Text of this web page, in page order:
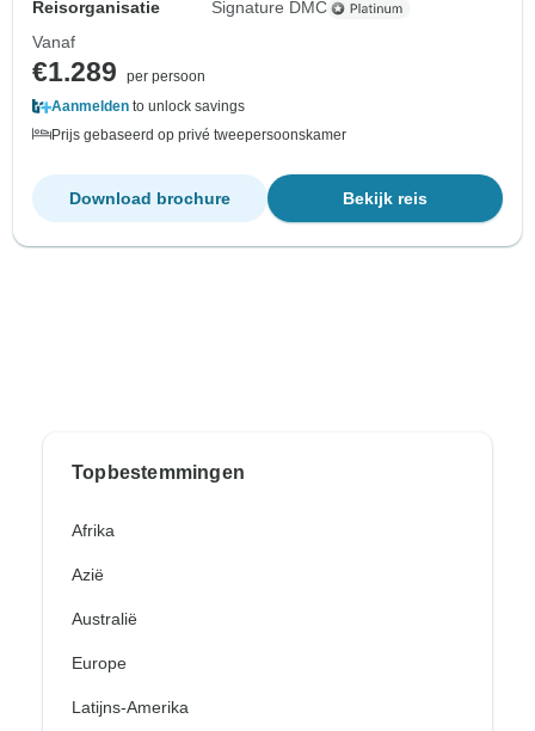
Reisorganisatie
Signature DMC
Vanaf
€1.289
per persoon
Aanmelden to unlock savings
Prijs gebaseerd op privé tweepersoonskamer
Bekijk reis
Download brochure
Topbestemmingen
Afrika
Azië
Australië
Europe
Latijns-Amerika